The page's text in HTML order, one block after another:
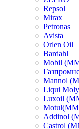
Repsol
Mirax
Petronas
Avista
Orlen Oil
Bardahl
Mobil
Mannol
Liqui
Luxoil
Addinol
Castrol